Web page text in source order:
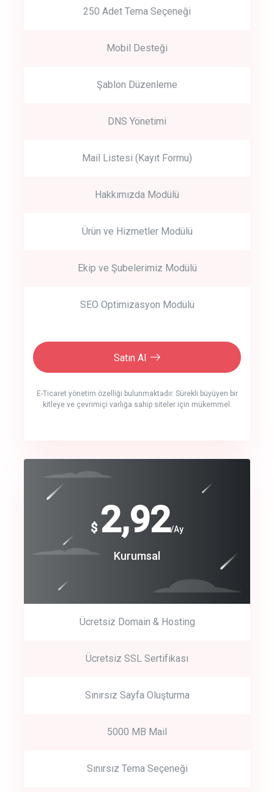
250 Adet Tema Seçeneği
Mobil Desteği
Şablon Düzenleme
DNS Yönetimi
Mail Listesi (Kayıt Formu)
Hakkımızda Modülü
Ürün ve Hizmetler Modülü
Ekip ve Şubelerimiz Modülü
SEO Optimizasyon Modülü
Satın Al
E-Ticaret yönetim özelliği bulunmaktadır. Sürekli büyüyen bir
kitleye ve çevrimiçi varlığa sahip siteler için mükemmel.
crm auto cync
track energy costs
Get Started
Start by trying our service for 30 days free trial no credit card
$ 2,92/Ay
Kurumsal
Ücretsiz Domain & Hosting
Ücretsiz SSL Sertifikası
Sınırsız Sayfa Oluşturma
5000 MB Mail
Sınırsız Tema Seçeneği
$
240
Coroprate